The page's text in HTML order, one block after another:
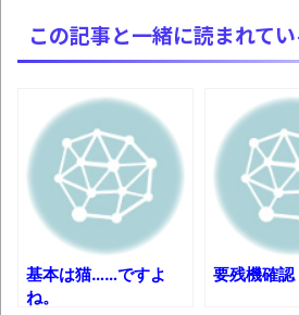
ロシアさん、国民の財産
NEW!
08/09NEWS!! 及川光博
とか 甲子園の女性審判
神田明神納涼祭り2026開催
物詩「アニソン盆踊り」大
二宮和也主演『8番出口』
上波初放送決定とか
わずか３センチ！ 極小
この記事と一緒に読まれて
基本は猫……ですよ
ね。
要残機確認